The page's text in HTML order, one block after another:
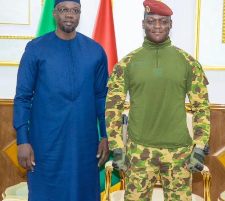
Le pouvoir d’achat et la cherté de la vie ;
La préservation des libertés fondamentales ;
Un positionnement stratégique dans l’échiquier
politique
Cette annonce intervient alors que le paysage politique
sénégalais reste divisé sur l’opportunité même de ce
dialogue. En acceptant d’y participer tout en cherchant à
en redéfinir le périmètre, la Nouvelle Responsabilité
adopte une posture à la fois constructive et critique qui
pourrait lui permettre de se démarquer.
« Notre participation s’inscrit dans une dynamique de
contribution critique et constructive, dans un contexte
politique, économique et social particulièrement
préoccupant qui nécessite rapidement des mesures
d’apaisement
« , précise le parti, faisant ainsi allusion aux